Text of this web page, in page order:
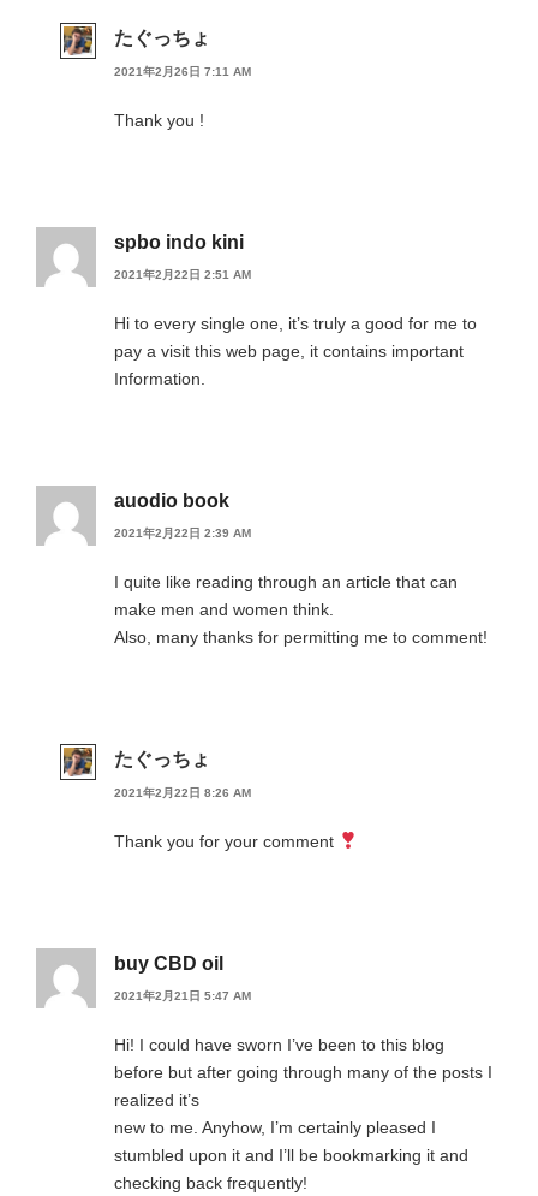
たぐっちょ
2021年2月26日 7:11 AM
Thank you !
spbo indo kini
2021年2月22日 2:51 AM
Hi to every single one, it’s truly a good for me to
pay a visit this web page, it contains important
Information.
auodio book
2021年2月22日 2:39 AM
I quite like reading through an article that can
make men and women think.
Also, many thanks for permitting me to comment!
たぐっちょ
2021年2月22日 8:26 AM
Thank you for your comment
buy CBD oil
2021年2月21日 5:47 AM
Hi! I could have sworn I’ve been to this blog
before but after going through many of the posts I
realized it’s
new to me. Anyhow, I’m certainly pleased I
stumbled upon it and I’ll be bookmarking it and
checking back frequently!